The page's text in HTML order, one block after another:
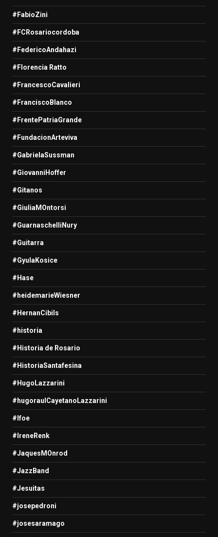
#FabioZini
#FCRosariocordoba
#FedericoAndahazi
#Florencia Ratto
#FrancescoCavalieri
#FranciscoBlanco
#FrentePatriaGrande
#FundacionArteviva
#GabrielaSussman
#GiovanniHoffer
#Gitanos
#GiuliaMOntorsi
#GuarnaschelliNury
#Guitarra
#GyulaKosice
#Hase
#heidemarieWiesner
#HernanCibils
#historia
#Historia de Rosario
#HistoriaSantafesina
#HugoLazzarini
#hugoraulCayetanoLazzarini
#Ifoe
#IreneRenk
#JaquesMOnrod
#JazzBand
#Jesuitas
#josepedroni
#josesaramago